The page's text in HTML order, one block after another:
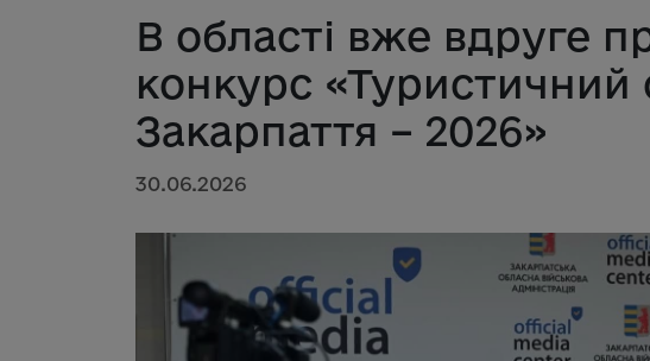
В області вже вдруге
конкурс «Туристичний
Закарпаття – 2026»
30.06.2026